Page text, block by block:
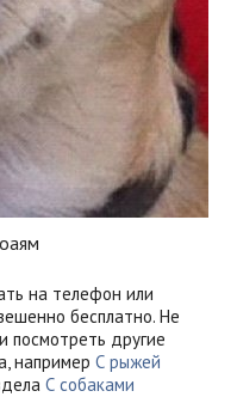
на телефон или
бесплатно. Не
посмотреть другие
например С рыжей
С собаками